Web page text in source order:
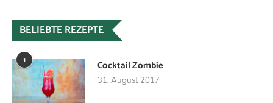
BELIEBTE REZEPTE
1 Cocktail Zombie
31. August 2017